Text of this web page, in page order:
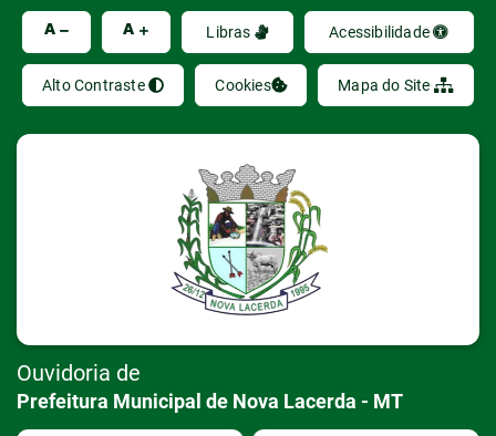
Seção de atalhos e links de
A A Libras Acessibilidade
Alto Contraste Cookies Mapa do Site
Ouvidoria de
Prefeitura Municipal de Nova Lacerda - MT